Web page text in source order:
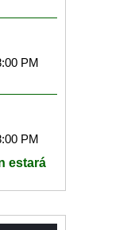
PM
PM
estará